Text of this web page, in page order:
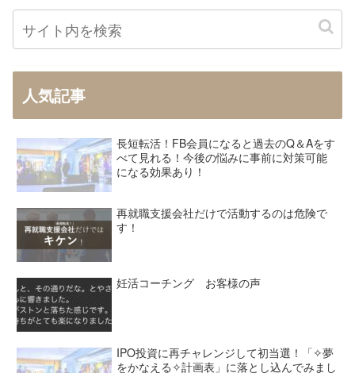
人気記事
長短転活！FB会員になると過去のQ＆Aをす
べて見れる！今後の悩みに事前に対策可能
になる効果あり！
再就職支援会社だけで活動するのは危険で
す！
妊活コーチング お客様の声
IPO投資に再チャレンジして初当選！「✧夢
をかなえる✧計画表」に落とし込んでみまし